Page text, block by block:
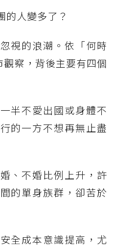
的人變多了？
視的浪潮。依「何時
察，背後主要有四個
半不愛出國或身體不
的一方不想再無止盡
、不婚比例上升，許
的單身族群，卻苦於
全成本意識提高，尤